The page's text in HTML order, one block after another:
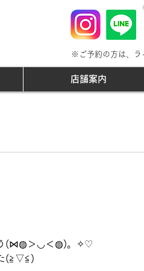
※ご予約の方は、ラ
店舗案内
う(⋈◍＞◡＜◍)。✧♡
(≧▽≦)